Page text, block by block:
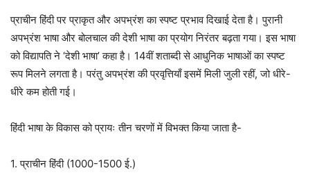
प्राचीन हिंदी पर प्राकृत और अपभ्रंश का स्पष्ट प्रभाव दिखाई देता है। पुरानी
अपभ्रंश भाषा और बोलचाल की देशी भाषा का प्रयोग निरंतर बढ़ता गया। इस भाषा
को विद्यापति ने ‘देशी भाषा’ कहा है। 14वीं शताब्दी से आधुनिक भाषाओं का स्पष्ट
रूप मिलने लगता है। परंतु अपभ्रंश की प्रवृत्तियाँ इसमें मिली जुली रहीं, जो धीरे-
धीरे कम होती गई।
हिंदी भाषा के विकास को प्रायः तीन चरणों में विभक्त किया जाता है-
1. प्राचीन हिंदी (1000-1500 ई.)